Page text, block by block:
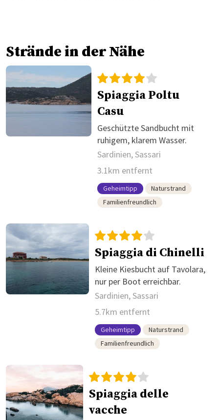
Strände in der Nähe
Spiaggia Poltu
Casu
Geschützte Sandbucht mit
ruhigem, klarem Wasser.
Sardinien, Sassari
3.1km entfernt
Geheimtipp
Naturstrand
Familienfreundlich
Spiaggia di Chinelli
Kleine Kiesbucht auf Tavolara,
nur per Boot erreichbar.
Sardinien, Sassari
5.7km entfernt
Geheimtipp
Naturstrand
Familienfreundlich
Spiaggia delle
vacche